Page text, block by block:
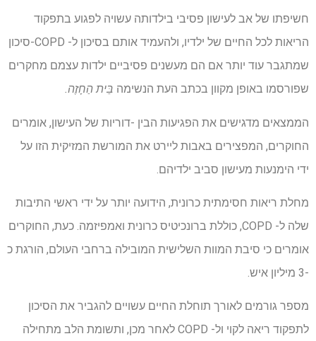
חשיפתו של אב לעישון פסיבי בילדותה עשויה לפגוע בתפקוד
הריאות לכל החיים של ילדיו, ולהעמיד אותם בסיכון ל- COPD-סיכון
שמתגבר עוד יותר אם הם מעשנים פסיביים ילדות עצמם מחקרים
שפורסמו באופן מקוון בכתב העת הנשימה בֵּית הַחָזֶה.
הממצאים מדגישים את הפגיעות הבין -דוריות של העישון, אומרים
החוקרים, המפצירים באבות ליירט את המורשת המזיקית הזו על
ידי הימנעות מעישון סביב ילדיהם.
מחלת ריאות חסימתית כרונית, הידועה יותר על ידי ראשי התיבות
שלה ל- COPD, כוללת ברונכיטיס כרונית ואמפיזמה. כעת, החוקרים
אומרים כי סיבת המוות השלישית המובילה ברחבי העולם, הורגת כ
-3 מיליון איש.
מספר גורמים לאורך תוחלת החיים עשויים להגביר את הסיכון
לתפקוד ריאה לקוי ול- COPD לאחר מכן, ותשומת הלב מתחילה